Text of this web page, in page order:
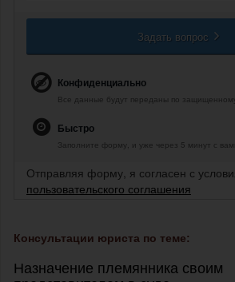
Задать вопрос
Конфиденциально
Все данные будут переданы по
Быстро
Заполните форму, и уже через 5 минут с
Отправляя форму, я согласен с
пользовательского соглашения
Консультации юриста по теме:
Назначение племянника своим